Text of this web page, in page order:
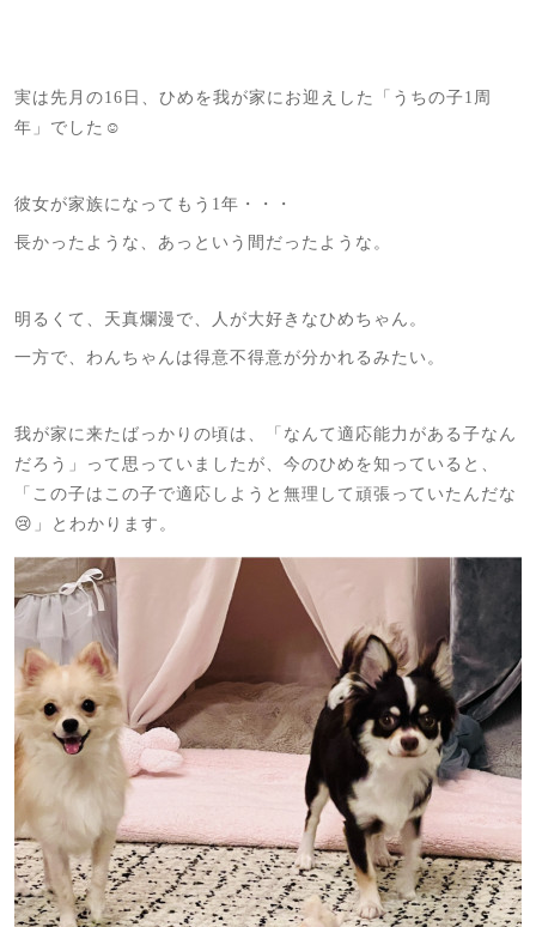
実は先月の16日、ひめを我が家にお迎えした「うちの子1周
年」でした☺️
彼女が家族になってもう1年・・・
長かったような、あっという間だったような。
明るくて、天真爛漫で、人が大好きなひめちゃん。
一方で、わんちゃんは得意不得意が分かれるみたい。
我が家に来たばっかりの頃は、「なんて適応能力がある子なん
だろう」って思っていましたが、今のひめを知っていると、
「この子はこの子で適応しようと無理して頑張っていたんだな
😢」とわかります。